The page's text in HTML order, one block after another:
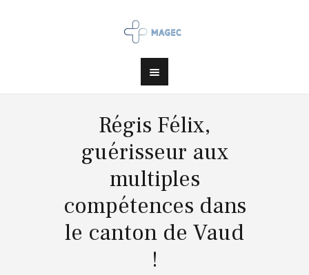
Régis Félix,
guérisseur aux
multiples
compétences dans
le canton de Vaud
!